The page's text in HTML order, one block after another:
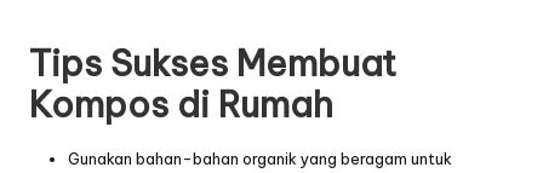
Tips Sukses Membuat
Kompos di Rumah
Gunakan bahan-bahan organik yang beragam untuk